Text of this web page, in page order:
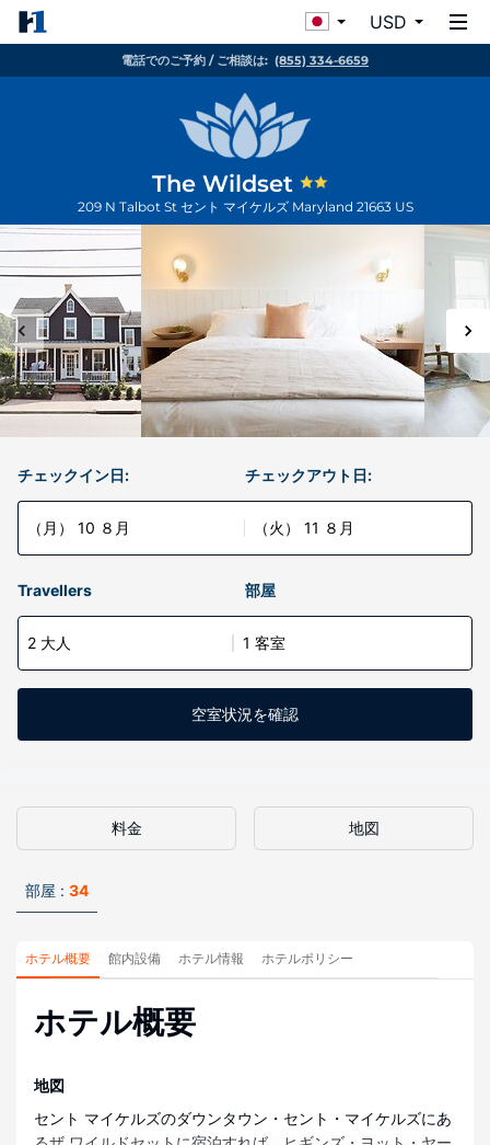
USD
電話でのご予約 / ご相談は: (855) 334-6659
The Wildset
209 N Talbot St セント マイケルズ Maryland 21663 US
チェックイン日:
（月） 10 ８月
チェックアウト日:
（火） 11 ８月
Travellers 部屋
2 大人 1 客室
空室状況を確認
料金 地図
部屋 : 34
ホテル概要 館内設備 ホテル情報 ホテルポリシー
ホテル概要
地図
セント マイケルズのダウンタウン・セント・マイケルズにあ